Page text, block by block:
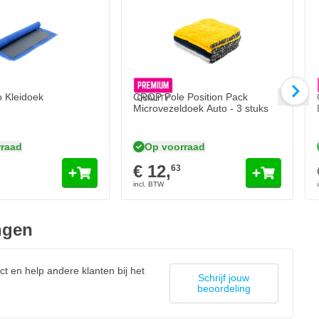
Kleidoek
CROP Pole Position Pack
Microvezeldoek Auto - 3 stuks
Op voorraad
€ 12,63
en help andere klanten bij het
Schrijf jouw
beoordeling